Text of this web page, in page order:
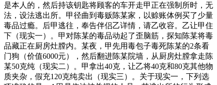
是本人的，然后持该钥匙将顾客的车开走甲正在强制所时，无
法，设法逃出所。甲径曲到毒贩陈某家，以赊账体例买了少量
毒品过瘾。后甲逃往，奉告伴侣乙详情，请乙收容。乙让甲住
下（现实一）。甲对陈某的毒品动起了歪脑筋，探知陈某将毒
品藏正在厨房灶膛内。某夜，甲先用毒包子毒死陈某的2条看
门狗（价值6000元），然后翻进陈某院墙，从厨房灶膛拿走陈
某50克纯（现实二）。甲拿出40克，让乙将40克和80克其他物
质夹杂，假充120克纯卖出（现实三）。关于现实一，下列选